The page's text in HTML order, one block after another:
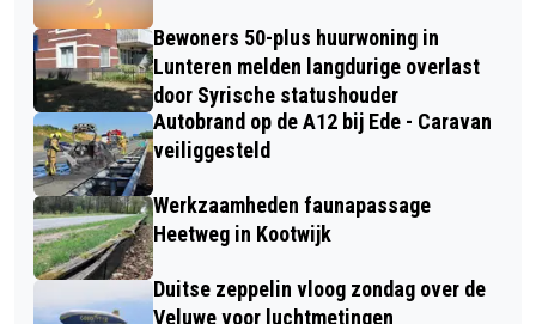
DOOR MISBRUIK SPUITZONES
Bewoners 50-plus huurwoning in
Lunteren melden langdurige overlast
door Syrische statushouder
Autobrand op de A12 bij Ede - Caravan
veiliggesteld
Werkzaamheden faunapassage
Heetweg in Kootwijk
Duitse zeppelin vloog zondag over de
Veluwe voor luchtmetingen